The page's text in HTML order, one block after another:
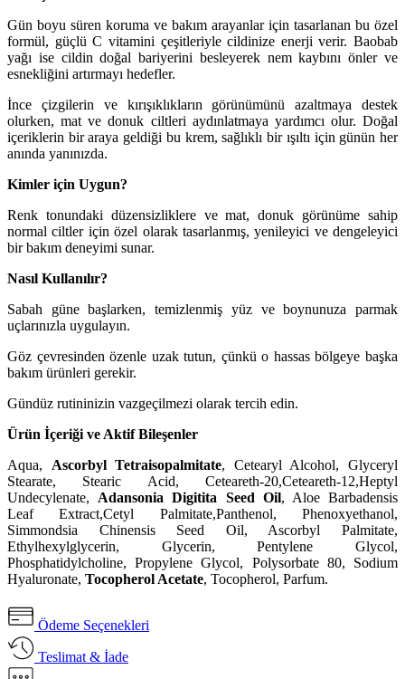
Gün boyu süren koruma ve bakım arayanlar için tasarlanan bu özel
formül, güçlü C vitamini çeşitleriyle cildinize enerji verir. Baobab
yağı ise cildin doğal bariyerini besleyerek nem kaybını önler ve
esnekliğini artırmayı hedefler.
İnce çizgilerin ve kırışıklıkların görünümünü azaltmaya destek
olurken, mat ve donuk ciltleri aydınlatmaya yardımcı olur. Doğal
içeriklerin bir araya geldiği bu krem, sağlıklı bir ışıltı için günün her
anında yanınızda.
Kimler için Uygun?
Renk tonundaki düzensizliklere ve mat, donuk görünüme sahip
normal ciltler için özel olarak tasarlanmış, yenileyici ve dengeleyici
bir bakım deneyimi sunar.
Nasıl Kullanılır?
Sabah güne başlarken, temizlenmiş yüz ve boynunuza parmak
uçlarınızla uygulayın.
Göz çevresinden özenle uzak tutun, çünkü o hassas bölgeye başka
bakım ürünleri gerekir.
Gündüz rutininizin vazgeçilmezi olarak tercih edin.
Ürün İçeriği ve Aktif Bileşenler
Aqua, Ascorbyl Tetraisopalmitate, Cetearyl Alcohol, Glyceryl
Stearate, Stearic Acid, Ceteareth-20,Ceteareth-12,Heptyl
Undecylenate, Adansonia Digitita Seed Oil, Aloe Barbadensis
Leaf Extract,Cetyl Palmitate,Panthenol, Phenoxyethanol,
Simmondsia Chinensis Seed Oil, Ascorbyl Palmitate,
Ethylhexylglycerin, Glycerin, Pentylene Glycol,
Phosphatidylcholine, Propylene Glycol, Polysorbate 80, Sodium
Hyaluronate, Tocopherol Acetate, Tocopherol, Parfum.
Ödeme Seçenekleri
Teslimat & İade